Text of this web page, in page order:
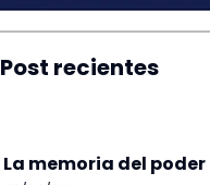
Post recientes
La memoria del poder